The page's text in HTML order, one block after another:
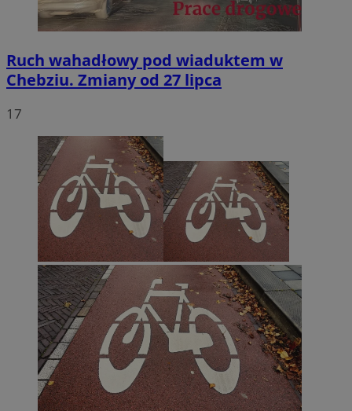
Ruch wahadłowy pod wiaduktem w
Chebziu. Zmiany od 27 lipca
17